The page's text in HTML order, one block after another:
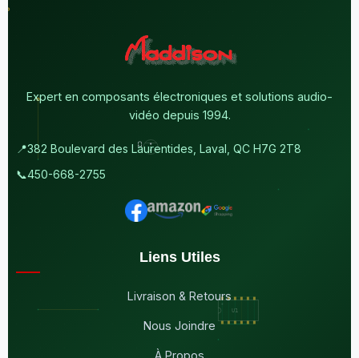
Expert en composants électroniques et solutions audio-
vidéo depuis 1994.
📍382 Boulevard des Laurentides, Laval, QC H7G 2T8
📞450-668-2755
Liens Utiles
Livraison & Retours
Nous Joindre